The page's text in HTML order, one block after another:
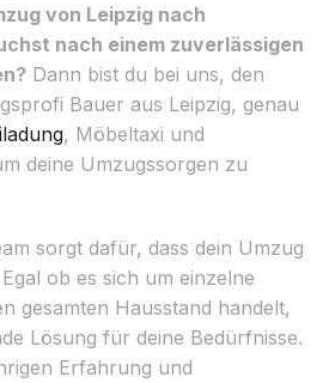
von Leipzig nach
nach einem zuverlässigen
Dann bist du bei uns, den
Bauer aus Leipzig, genau
, Möbeltaxi und
deine Umzugssorgen zu
sorgt dafür, dass dein Umzug
ob es sich um einzelne
gesamten Hausstand handelt,
Lösung für deine Bedürfnisse.
Erfahrung und